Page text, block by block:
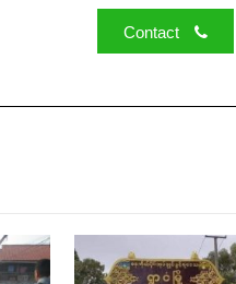
Contact